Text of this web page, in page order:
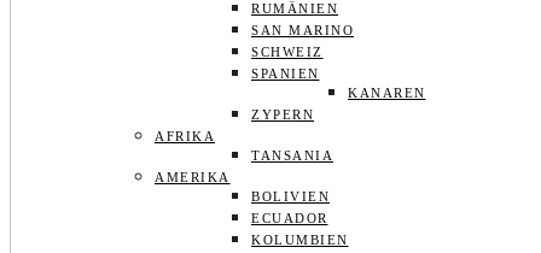
RUMÄNIEN
SAN MARINO
SCHWEIZ
SPANIEN
KANAREN
ZYPERN
AFRIKA
TANSANIA
AMERIKA
BOLIVIEN
ECUADOR
KOLUMBIEN